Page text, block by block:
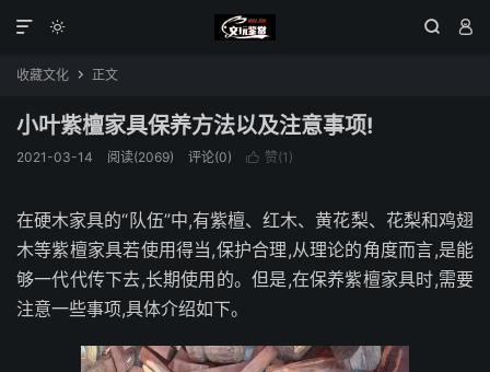
  

收藏文化  正文
小叶紫檀家具保养方法以及注意事项!
2021-03-14 阅读(2069) 评论(0)  赞(1 )
在硬木家具的“队伍”中,有紫檀、红木、黄花梨、花梨和鸡翅
木等紫檀家具若使用得当,保护合理,从理论的角度而言,是能
够一代代传下去,长期使用的。但是,在保养紫檀家具时,需要
注意一些事项,具体介绍如下。